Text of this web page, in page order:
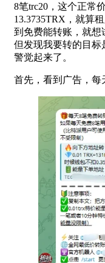
8笔trc20，这个正常
13.3735TRX，就算
到免费能转账，就想
但发现我要转的目
警觉起来了。
首先，看到广告，每